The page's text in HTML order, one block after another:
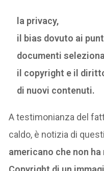
la privacy,
il bias dovuto ai
documenti
il copyright e il
di nuovi contenuti.
A testimonianza del
caldo, è notizia di
americano che non